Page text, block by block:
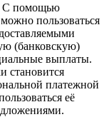
С помощью
пользоваться
(банковскую)
выплаты.
становится
платежной
её